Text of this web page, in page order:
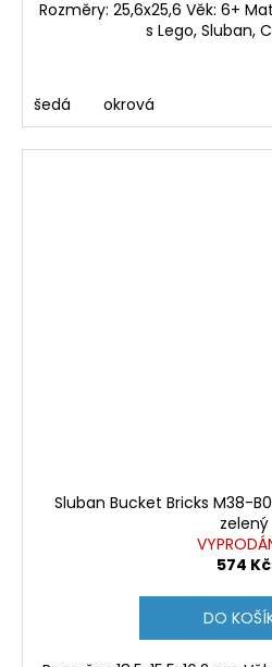
Rozměry: 25,6x25,6 Věk: 6+
s Lego, Sluban,
šedá okrová
Sluban Bucket Bricks M38-
zelený
574 Kč
DO